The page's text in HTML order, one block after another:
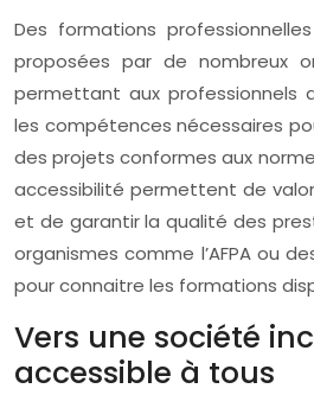
Des formations
proposées par de nombreux
permettant aux professionnels
les compétences nécessaires
des projets conformes aux
accessibilité permettent de
et de garantir la qualité des
organismes comme l’AFPA ou
pour connaitre les formations
Vers une société
accessible à tous